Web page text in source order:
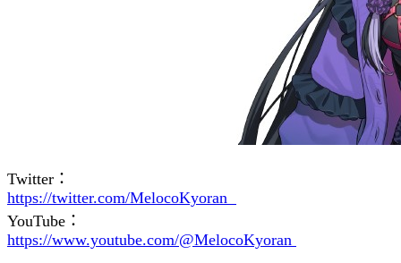
Twitter：
https://twitter.com/MelocoKyoran
YouTube：
https://www.youtube.com/@MelocoKyoran